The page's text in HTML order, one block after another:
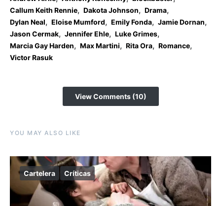
Callum Keith Rennie, Dakota Johnson, Drama,
Dylan Neal, Eloise Mumford, Emily Fonda, Jamie Dornan,
Jason Cermak, Jennifer Ehle, Luke Grimes,
Marcia Gay Harden, Max Martini, Rita Ora, Romance,
Victor Rasuk
View Comments (10)
YOU MAY ALSO LIKE
Cartelera Críticas